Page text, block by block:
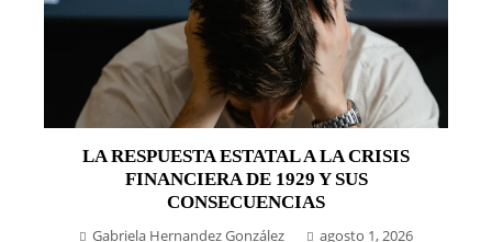
LA RESPUESTA ESTATAL A LA CRISIS
FINANCIERA DE 1929 Y SUS
CONSECUENCIAS
Gabriela Hernandez González agosto 1, 2026